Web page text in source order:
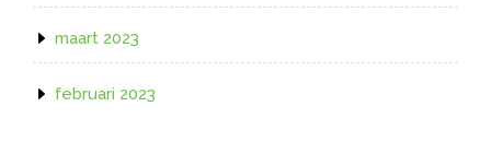
maart 2023
februari 2023